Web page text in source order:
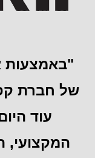
"באמצעות
של חברת
עוד
המקצועי,